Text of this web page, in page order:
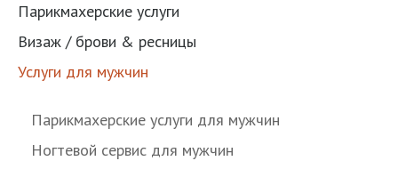
Парикмахерские услуги
Визаж / брови & ресницы
Услуги для мужчин
Парикмахерские услуги для мужчин
Ногтевой сервис для мужчин